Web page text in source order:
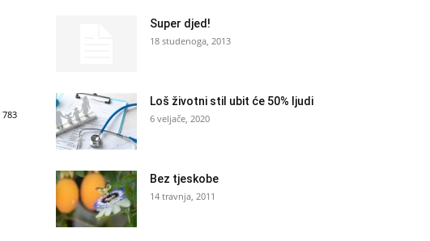
783
Super djed!
18 studenoga, 2013
Loš životni stil ubit će 50% ljudi
6 veljače, 2020
Bez tjeskobe
14 travnja, 2011